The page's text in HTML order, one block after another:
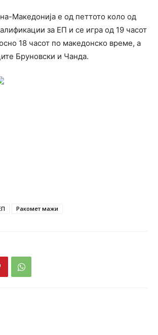
Македонија е од петтото коло од
за ЕП и се игра од 19 часот
18 часот по македонско време, а
Бруновски и Чанда.
Ракомет мажи